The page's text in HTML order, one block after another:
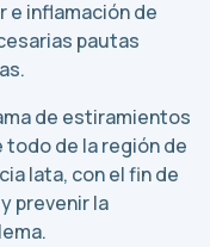
e inflamación de
pautas
de estiramientos
de la región de
lata, con el fin de
prevenir la